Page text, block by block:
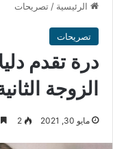
الرئيسية / تصريحات
تصريحات
درة تقدم
الزوجة
مايو 30, 2021 2